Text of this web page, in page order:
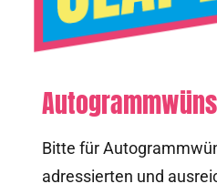
Bitte für
adressierten und